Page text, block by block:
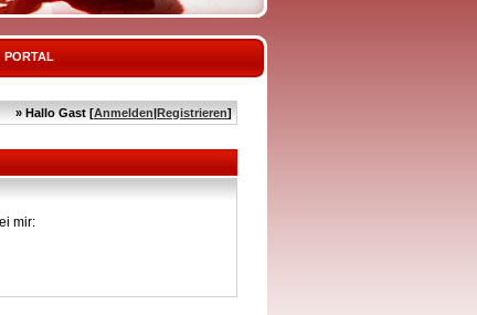
PORTAL
» Hallo Gast [Anmelden|Registrieren]
mir: